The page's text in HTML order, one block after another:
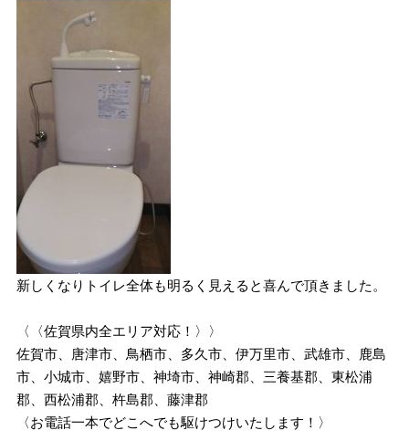
新しくなりトイレ全体も明るく見えると喜んで頂きました。
〈〈佐賀県内全エリア対応！〉〉
佐賀市、唐津市、鳥栖市、多久市、伊万里市、武雄市、鹿島
市、小城市、嬉野市、神埼市、神崎郡、三養基郡、東松浦
郡、西松浦郡、杵島郡、藤津郡
〈お電話一本でどこへでも駆けつけいたします！〉